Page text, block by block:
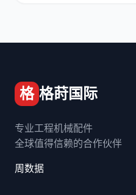
格 格莳国际
专业工程机械配件
全球值得信赖的合作伙伴
周数据